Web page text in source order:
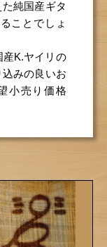
純国産ギタ
ことでしょ
K.ヤイリの
みの良いお
小売り価格